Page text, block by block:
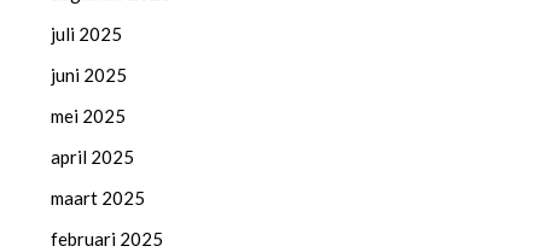
juli 2025
juni 2025
mei 2025
april 2025
maart 2025
februari 2025